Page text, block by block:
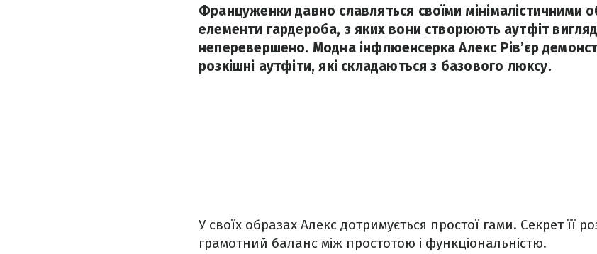
Француженки давно славляться своїми мінімалістичними
елементи гардероба, з яких вони створюють аутфіт
неперевершено. Модна інфлюенсерка Алекс Рів’єр
розкішні аутфіти, які складаються з базового люксу.
У своїх образах Алекс дотримується простої гами. Секрет її
грамотний баланс між простотою і функціональністю.